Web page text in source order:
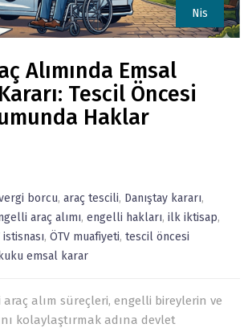
Nis
Alımında Emsal
Tescil Öncesi
Haklar
borcu, araç tescili, Danıştay kararı,
araç alımı, engelli hakları, ilk iktisap,
istisnası, ÖTV muafiyeti, tescil öncesi
emsal karar
araç alım süreçleri, engelli bireylerin ve
kolaylaştırmak adına devlet